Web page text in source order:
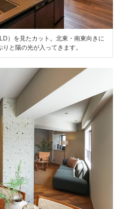
）を見たカット。北東・南東向きに
と陽の光が入ってきます。